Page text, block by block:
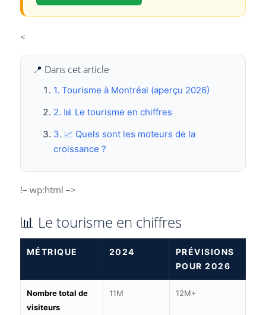
<
📍 Dans cet article
1. Tourisme à Montréal (aperçu 2026)
2. 📊 Le tourisme en chiffres
3. 📈 Quels sont les moteurs de la
croissance ?
!– wp:html –>
📊 Le tourisme en chiffres
MÉTRIQUE 2024
PRÉVISIONS
POUR 2026
Nombre total de
visiteurs
11M 12M+